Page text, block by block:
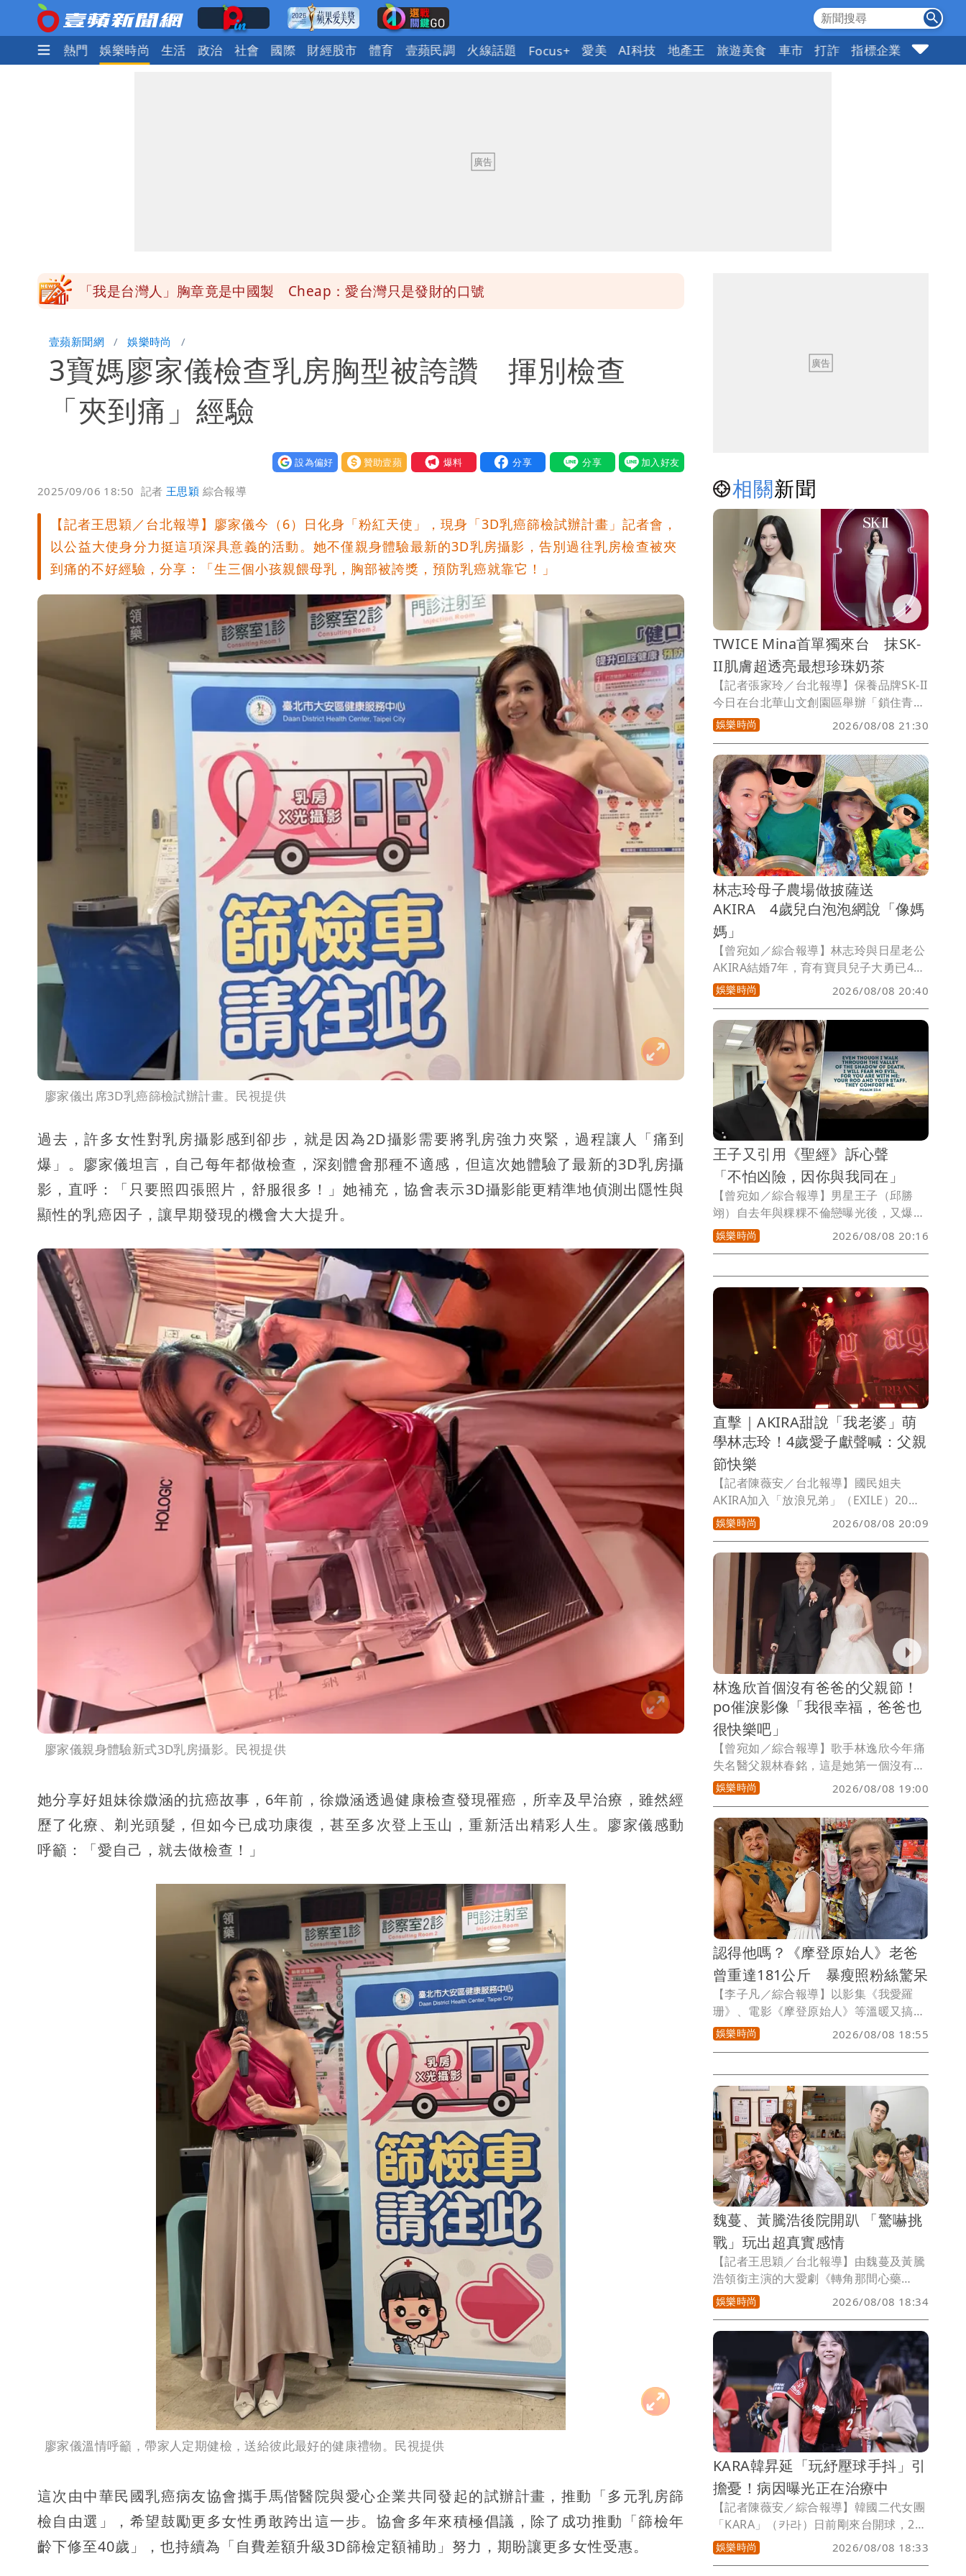
焦點 熱門 娛樂時尚 生活 政治 社會 國際 財經股市 體育 壹蘋民調 火線話題 Focus+ 愛美 AI科技 地產王 旅遊美食 車市 打詐 指標企業 壹蘋頭家
「我是台灣人」胸章竟是中國製 Cheap：愛台灣只是發財的口號
颱風白海豚暴風圈縮小 未來強度有減弱趨勢
壹蘋新聞網 娛樂時尚
3寶媽廖家儀檢查乳房胸型被誇讚 揮別檢查
「夾到痛」經驗
設為偏好 贊助壹蘋 我要爆料
2025/09/06 18:50 記者王思穎 綜合報導
【記者王思穎／台北報導】廖家儀今（6）日化身「粉紅天使」，現身「3D乳癌篩檢試辦計畫」記者會，
以公益大使身分力挺這項深具意義的活動。她不僅親身體驗最新的3D乳房攝影，告別過往乳房檢查被夾
到痛的不好經驗，分享：「生三個小孩親餵母乳，胸部被誇獎，預防乳癌就靠它！」
廖家儀出席3D乳癌篩檢試辦計畫。民視提供
過去，許多女性對乳房攝影感到卻步，就是因為2D攝影需要將乳房強力夾緊，過程讓人「痛到
爆」。廖家儀坦言，自己每年都做檢查，深刻體會那種不適感，但這次她體驗了最新的3D乳房攝
影，直呼：「只要照四張照片，舒服很多！」她補充，協會表示3D攝影能更精準地偵測出隱性與
顯性的乳癌因子，讓早期發現的機會大大提升。
廖家儀親身體驗新式3D乳房攝影。民視提供
她分享好姐妹徐媺涵的抗癌故事，6年前，徐媺涵透過健康檢查發現罹癌，所幸及早治療，雖然經
歷了化療、剃光頭髮，但如今已成功康復，甚至多次登上玉山，重新活出精彩人生。廖家儀感動
呼籲：「愛自己，就去做檢查！」
廖家儀溫情呼籲，帶家人定期健檢，送給彼此最好的健康禮物。民視提供
這次由中華民國乳癌病友協會攜手馬偕醫院與愛心企業共同發起的試辦計畫，推動「多元乳房篩
檢自由選」，希望鼓勵更多女性勇敢跨出這一步。協會多年來積極倡議，除了成功推動「篩檢年
齡下修至40歲」，也持續為「自費差額升級3D篩檢定額補助」努力，期盼讓更多女性受惠。
相關新聞
TWICE Mina首單獨來台 抹SK-
II肌膚超透亮最想珍珠奶茶
【記者張家玲／台北報導】保養品牌SK-II
今日在台北華山文創園區舉辦「鎖住青春
PITERA體驗展」，特別邀請全球品牌大
使、TWICE成員Mina（名井南）現身，
這也是她首度單獨在台出席活動，透露昨
天就已經先來晃了一圈，表示「台灣的食
物特別想念珍珠奶茶和夜市小吃」。
娛樂時尚 2026/08/08 21:30
林志玲母子農場做披薩送
AKIRA 4歲兒白泡泡網說「像媽
媽」
【曾宛如／綜合報導】林志玲與日星老公
AKIRA結婚7年，育有寶貝兒子大勇已4
歲，今天父親節，AKIRA在工作中，個人
巡演「URBAN SAVAGE」，今明2天在台
北Clapper Studio登場，愛妻林志玲則在
IG秀出帶著獨自帶著兒子去農場的照片，
她笑說「今天，他親手做了一個 Pizza 蛋
糕送給爸爸，Pizza 上有一個可愛的笑
臉，也裝滿了孩子最純粹的心意」，隔空
為AKIRA過父親節。
娛樂時尚 2026/08/08 20:40
王子又引用《聖經》訴心聲
「不怕凶險，因你與我同在」
【曾宛如／綜合報導】男星王子（邱勝
翊）自去年與粿粿不倫戀曝光後，又爆出
閃兵風波，演藝事業全面停擺，他沉潛多
時，今天發文再度引用聖經金句，「Even
the shadow of death, I will fear no
evil, for you are with me, your rod
and your staff they comfort me」（縱
使我應走過陰森的幽谷，我不怕凶險，因
你與我同在，祢的杖，祢的竿，都安慰
我。），訴說心境。
娛樂時尚 2026/08/08 20:16
直擊｜AKIRA甜說「我老婆」萌
學林志玲！4歲愛子獻聲喊：父親
節快樂
【記者陳薇安／台北報導】國民姐夫
AKIRA加入「放浪兄弟」（EXILE）20週
年，首次展開個人巡演「URBAN
SAVAGE」，今明2天在Clapper Studio
登場，也是巡演最終站。他戴著墨鏡，身
穿黑色西裝帥氣登場，以節奏強烈的
《SAVAGE》揭開序幕，中文大喊「大家
好」，還模仿起老婆林志玲，用中文說
「時間啊好快好快」，4歲愛子大勇在演
唱會尾聲驚喜獻「聲」，嗨翻全場。
娛樂時尚 2026/08/08 20:09
林逸欣首個沒有爸爸的父親節！
po催淚影像「我很幸福，爸爸也
很快樂吧」
【曾宛如／綜合報導】歌手林逸欣今年痛
失名醫父親林春銘，這是她第一個沒有爸
爸的父親節，林逸欣po出爸爸在她婚宴上
獻唱的最後一首歌《你幸福我快樂》，她
要跟在天上的爸爸說「我很幸福，爸爸一
定也很快樂吧」，讓網友看到眼睛濕濕
的，對這段父女情十分感動，表示「爸爸
永遠是妳的天空，現在他已成為星星永遠
守護者妳」。
娛樂時尚 2026/08/08 19:00
認得他嗎？《摩登原始人》老爸
曾重達181公斤 暴瘦照粉絲驚呆
【李子凡／綜合報導】以影集《我愛羅
珊》、電影《摩登原始人》等溫暖又搞笑
的演出為觀眾熟知的老牌好萊塢男星約翰
古德曼（John Goodman）最新近照曝
娛樂時尚 2026/08/08 18:55
魏蔓、黃騰浩後院開趴 「驚嚇挑
戰」玩出超真實感情
【記者王思穎／台北報導】由魏蔓及黃騰
浩領銜主演的大愛劇《轉角那間心藥
局》，劇情有著多樣的父子關係。黃騰浩
與童星吳宥儒之間的親子關係，父親的角
色既要嚴厲，又要溫柔，劉育仁因為父親
望子成龍的高壓下而叛逆等。
娛樂時尚 2026/08/08 18:34
KARA韓昇延「玩紓壓球手抖」引
擔憂！病因曝光正在治療中
【記者陳薇安／綜合報導】韓國二代女團
「KARA」（카라）日前剛來台開球，22
日還將來舉行見面會。唱韓昇延上月底度
過38歲生日，當時慶生影片玩起紓壓球，
娛樂時尚 2026/08/08 18:33